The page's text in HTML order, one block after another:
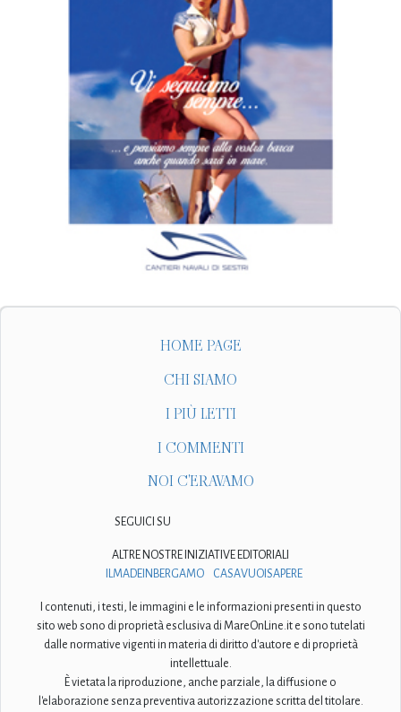
HOME PAGE
CHI SIAMO
I PIÙ LETTI
I COMMENTI
NOI C'ERAVAMO
SEGUICI SU
ALTRE NOSTRE INIZIATIVE EDITORIALI
ILMADEINBERGAMO
CASAVUOISAPERE
I contenuti, i testi, le immagini e le informazioni presenti in questo
sito web sono di proprietà esclusiva di MareOnLine.it e sono tutelati
dalle normative vigenti in materia di diritto d'autore e di proprietà
intellettuale.
È vietata la riproduzione, anche parziale, la diffusione o
l'elaborazione senza preventiva autorizzazione scritta del titolare.